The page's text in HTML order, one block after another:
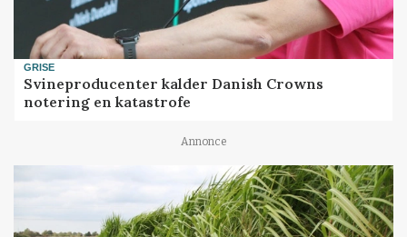
GRISE
Svineproducenter kalder Danish Crowns
notering en katastrofe
Annonce